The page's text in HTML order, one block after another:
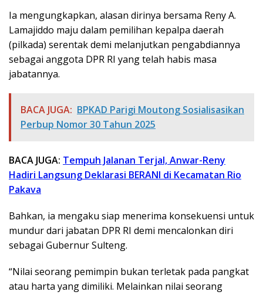
Ia mengungkapkan, alasan dirinya bersama Reny A.
Lamajiddo maju dalam pemilihan kepalpa daerah
(pilkada) serentak demi melanjutkan pengabdiannya
sebagai anggota DPR RI yang telah habis masa
jabatannya.
BACA JUGA: BPKAD Parigi Moutong Sosialisasikan
Perbup Nomor 30 Tahun 2025
BACA JUGA: Tempuh Jalanan Terjal, Anwar-Reny
Hadiri Langsung Deklarasi BERANI di Kecamatan Rio
Pakava
Bahkan, ia mengaku siap menerima konsekuensi untuk
mundur dari jabatan DPR RI demi mencalonkan diri
sebagai Gubernur Sulteng.
“Nilai seorang pemimpin bukan terletak pada pangkat
atau harta yang dimiliki. Melainkan nilai seorang